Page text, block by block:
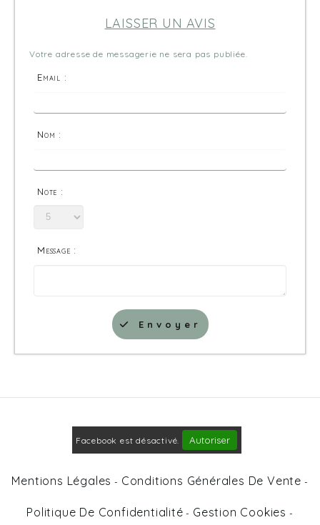
LAISSER UN AVIS
Votre adresse de messagerie ne sera pas publiée.
Email :
Nom :
Note :
Message :
Envoyer
Facebook est désactivé. Autoriser
Mentions Légales Conditions Générales De Vente
Politique De Confidentialité Gestion Cookies